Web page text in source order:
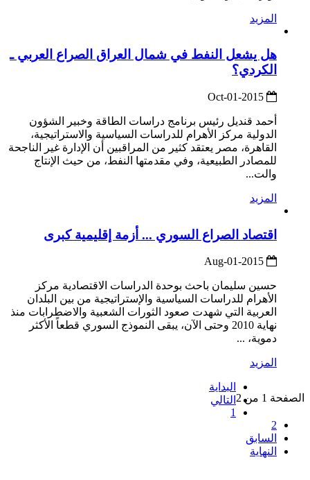
المزيد
هل يشعل النفط في شمال العراق الصراع العربي ـ
الكردي؟
أحمد قنديل رئيس برنامج دراسات الطاقة وخبير الشؤون
الدولية مركز الأهرام للدراسات السياسية والاستراتيجية،
القاهرة، مصر يعتقد كثير من المراقبين أن الإدارة غير الناجحة
للمصادر الطبيعية، وفي مقدمتها النفط، من حيث الإنتاج
والت...
المزيد
اقتصاد الصراع السوري ... أزمة إقليمية كبرى
حسين سليمان باحث بوحدة الدراسات الاقتصادية مركز
الأهرام للدراسات السياسية والإستراتيجية من بين البلدان
العربية التي شهدت صعود الثورات الشعبية والاضطرابات منذ
نهاية 2010 وحتى الآن، يبقى النموذج السوري قطعاً الأكثر
دموية، ...
المزيد
الصفحة 1 من 2
البداية
التالي
1
2
السابق
النهاية